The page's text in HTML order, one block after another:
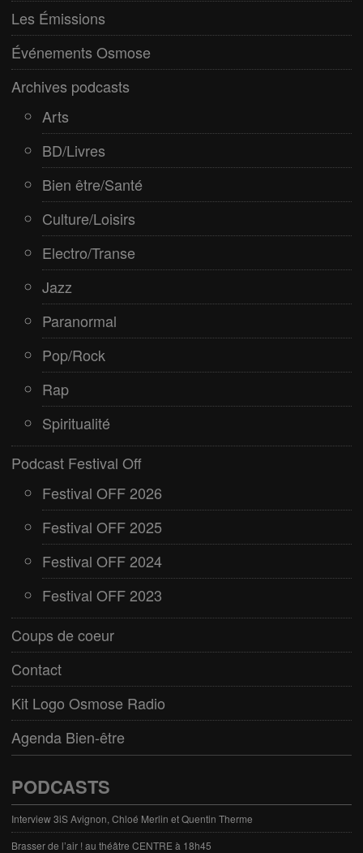
Paranormal
Pop/Rock
Rap
Spiritualité
Les Émissions
Événements Osmose
Archives podcasts
Arts
BD/Livres
Bien être/Santé
Culture/Loisirs
Electro/Transe
Jazz
Paranormal
Pop/Rock
Rap
Spiritualité
Podcast Festival Off
Festival OFF 2026
Festival OFF 2025
Festival OFF 2024
Festival OFF 2023
Coups de coeur
Contact
Kit Logo Osmose Radio
Agenda Bien-être
PODCASTS
Interview 3iS Avignon, Chloé Merlin et Quentin Therme
Brasser de l’air ! au théâtre CENTRE à 18h45